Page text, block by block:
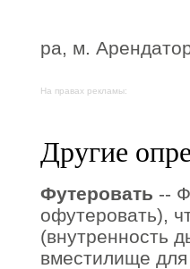
ра, м.
На правах рекламы:
Другие
Футеровать --
офутеровать),
(внутренность
вместилище